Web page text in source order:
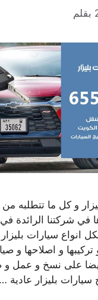
بقلم
و كل ما تتطلبه
في شركتنا الرائدة
انواع سيارات
تركيبها و اصلاحها و
ايضا على نسخ و عمل
سيارات بليزار عادية …